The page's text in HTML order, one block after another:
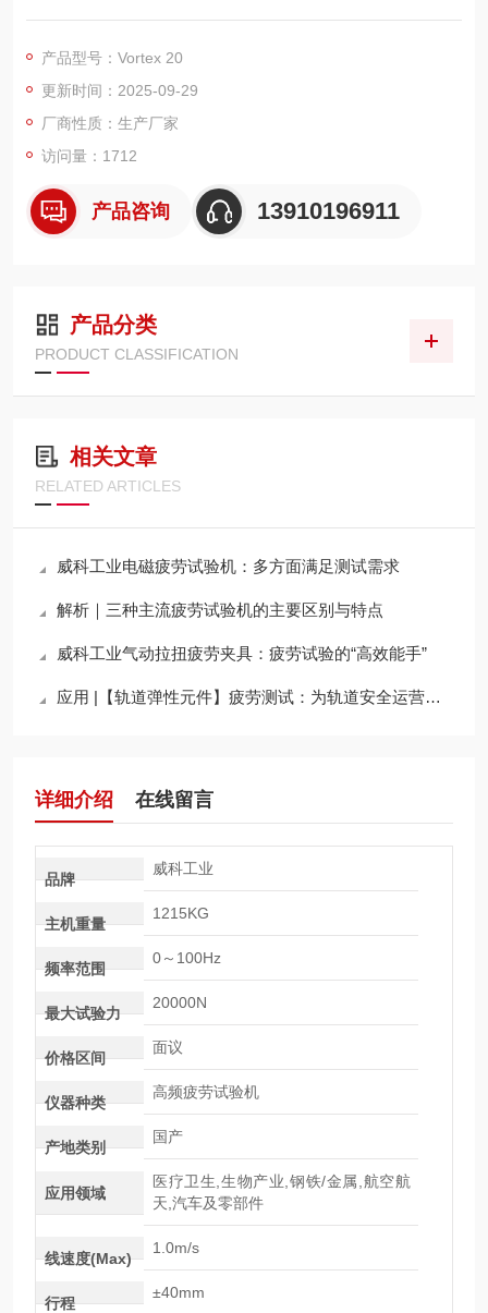
重要参数：
疲劳载荷/Max.Sine：±20000N
测试频率(Max)：100Hz
线速度(Max)：1.0m/s
行程：±40mm
产品型号：Vortex 20
更新时间：2025-09-29
厂商性质：生产厂家
访问量：1712
产品咨询 13910196911
产品分类
PRODUCT CLASSIFICATION
相关文章
RELATED ARTICLES
威科工业电磁疲劳试验机：多方面满足测试需求
解析｜三种主流疲劳试验机的主要区别与特点
威科工业气动拉扭疲劳夹具：疲劳试验的“高效能手”
应用 |【轨道弹性元件】疲劳测试：为轨道安全运营提供坚实支撑
详细介绍 在线留言
品牌
威科工业
主机重量
1215KG
频率范围
0～100Hz
最大试验力
20000N
价格区间
面议
仪器种类
高频疲劳试验机
产地类别
国产
应用领域
医疗卫生,生物产业,钢铁/金属,航空航
天,汽车及零部件
线速度(Max)
1.0m/s
行程
±40mm